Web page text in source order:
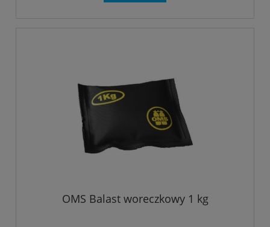
OMS Balast woreczkowy 1 kg